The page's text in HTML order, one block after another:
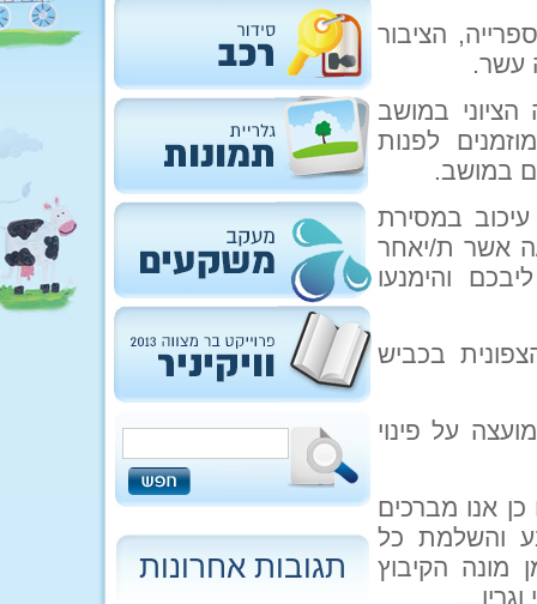
הציבור
עשר.
במושב
לפנות
במסירת
אשר ת/יאחר
והימנעו
בכביש
על פינוי
אנו מברכים
והשלמת כל
מונה הקיבוץ
תגובות אחרונות